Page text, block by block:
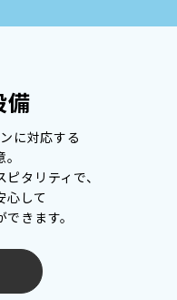
備
に対応する
タリティで、
心して
きます。